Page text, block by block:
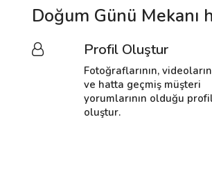
Doğum Günü
Profil Oluştur
Fotoğraflarının,
ve hatta geçmiş müşteri
yorumlarının olduğu
oluştur.